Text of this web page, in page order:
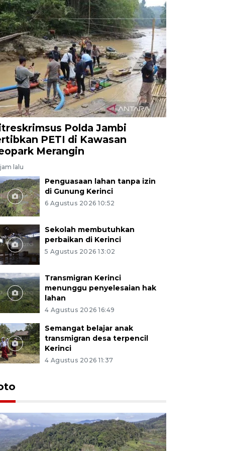
Polda Jambi
PETI di Kawasan
Merangin
lalu
Penguasaan lahan tanpa izin
di Gunung Kerinci
6 Agustus 2026 10:52
Sekolah membutuhkan
perbaikan di Kerinci
5 Agustus 2026 13:02
Transmigran Kerinci
menunggu penyelesaian hak
lahan
4 Agustus 2026 16:49
Semangat belajar anak
transmigran desa terpencil
Kerinci
4 Agustus 2026 11:37